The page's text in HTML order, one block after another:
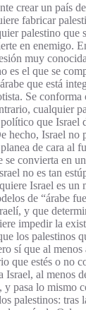
crear un país
fabricar
palestino que
en enemigo.
muy
es el que se
que está
Se conforma
cualquier
que Israel
hecho, Israel no
de cara al
convierta en
no es tan
Israel es un
de “árabe
y que
impedir la
los palestinos
sí que al menos
que estés o no
al menos
y pasa lo mismo
palestinos: tras